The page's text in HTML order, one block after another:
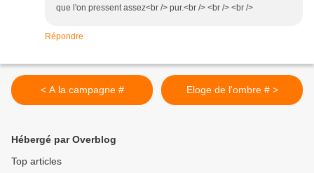
que l'on pressent assez<br /> pur.<br /> <br /> <br />
Répondre
< A la campagne # Eloge de l'ombre # >
Hébergé par Overblog
Top articles